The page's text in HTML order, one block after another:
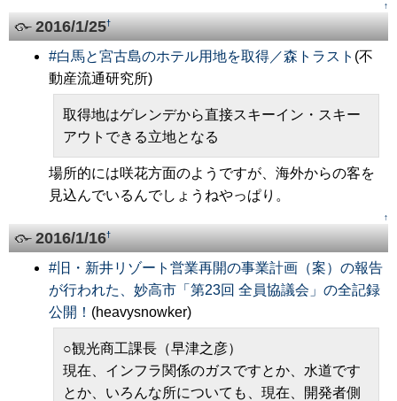
↑
2016/1/25†
#白馬と宮古島のホテル用地を取得／森トラスト (不
動産流通研究所)
取得地はゲレンデから直接スキーイン・スキー
アウトできる立地となる
場所的には咲花方面のようですが、海外からの客を
見込んでいるんでしょうねやっぱり。
↑
2016/1/16†
# 旧・新井リゾート営業再開の事業計画（案）の報告
が行われた、妙高市「第23回 全員協議会」の全記録
公開！ (heavysnowker)
○観光商工課長（早津之彦）
現在、インフラ関係のガスですとか、水道です
とか、いろんな所についても、現在、開発者側